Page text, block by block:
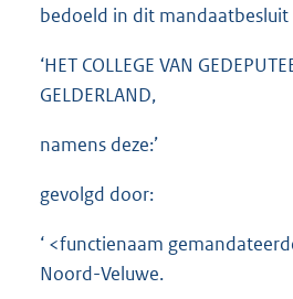
bedoeld in dit
‘HET COLLEGE VAN
GELDERLAND,
namens deze:’
gevolgd door:
‘ <functienaam
Noord-Veluwe.